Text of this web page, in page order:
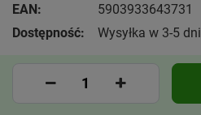
Dostępność: Wysyłka w 3-5 dni
EAN:
5903933643731